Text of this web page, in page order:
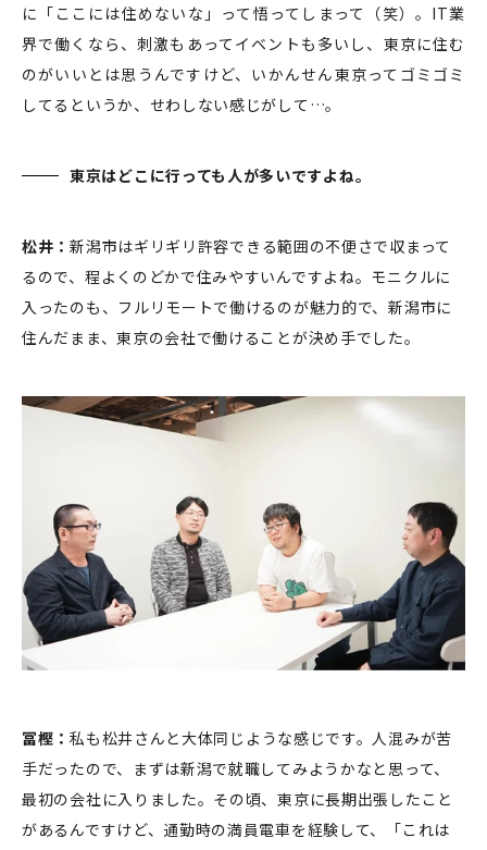
に「ここには住めないな」って悟ってしまって（笑）。IT業
界で働くなら、刺激もあってイベントも多いし、東京に住む
のがいいとは思うんですけど、いかんせん東京ってゴミゴミ
してるというか、せわしない感じがして…。
東京はどこに行っても人が多いですよね。
松井：新潟市はギリギリ許容できる範囲の不便さで収まって
るので、程よくのどかで住みやすいんですよね。モニクルに
入ったのも、フルリモートで働けるのが魅力的で、新潟市に
住んだまま、東京の会社で働けることが決め手でした。
冨樫：私も松井さんと大体同じような感じです。人混みが苦
手だったので、まずは新潟で就職してみようかなと思って、
最初の会社に入りました。その頃、東京に長期出張したこと
があるんですけど、通勤時の満員電車を経験して、「これは